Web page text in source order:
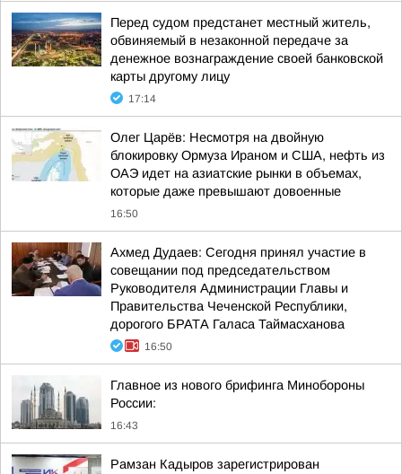
Перед судом предстанет местный житель,
обвиняемый в незаконной передаче за
денежное вознаграждение своей банковской
карты другому лицу
17:14
Олег Царёв: Несмотря на двойную
блокировку Ормуза Ираном и США, нефть из
ОАЭ идет на азиатские рынки в объемах,
которые даже превышают довоенные
16:50
Ахмед Дудаев: Сегодня принял участие в
совещании под председательством
Руководителя Администрации Главы и
Правительства Чеченской Республики,
дорогого БРАТА Галаса Таймасханова
16:50
Главное из нового брифинга Минобороны
России:
16:43
Рамзан Кадыров зарегистрирован